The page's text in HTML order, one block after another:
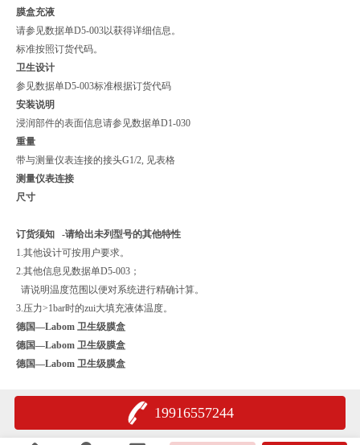
膜盒充液
请参见数据单D5-003以获得详细信息。
标准按照订货代码。
卫生设计
参见数据单D5-003标准根据订货代码
安装说明
浸润部件的表面信息请参见数据单D1-030
重量
带与测量仪表连接的接头G1/2, 见表格
测量仪表连接
尺寸
订货须知 -请给出未列型号的其他特性
1.其他设计可按用户要求。
2.其他信息见数据单D5-003；
请说明温度范围以便对系统进行精确计算。
3.压力>1bar时的zui大填充液体温度。
德国—Labom 卫生级膜盒
德国—Labom 卫生级膜盒
德国—Labom 卫生级膜盒
19916557244